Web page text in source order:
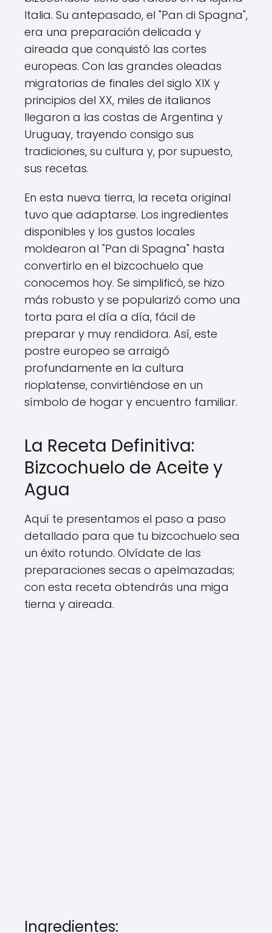
Italia. Su antepasado, el "Pan di Spagna",
era una preparación delicada y
aireada que conquistó las cortes
europeas. Con las grandes oleadas
migratorias de finales del siglo XIX y
principios del XX, miles de italianos
llegaron a las costas de Argentina y
Uruguay, trayendo consigo sus
tradiciones, su cultura y, por supuesto,
sus recetas.
En esta nueva tierra, la receta original
tuvo que adaptarse. Los ingredientes
disponibles y los gustos locales
moldearon al "Pan di Spagna" hasta
convertirlo en el bizcochuelo que
conocemos hoy. Se simplificó, se hizo
más robusto y se popularizó como una
torta para el día a día, fácil de
preparar y muy rendidora. Así, este
postre europeo se arraigó
profundamente en la cultura
rioplatense, convirtiéndose en un
símbolo de hogar y encuentro familiar.
La Receta Definitiva:
Bizcochuelo de Aceite y
Agua
Aquí te presentamos el paso a paso
detallado para que tu bizcochuelo sea
un éxito rotundo. Olvídate de las
preparaciones secas o apelmazadas;
con esta receta obtendrás una miga
tierna y aireada.
Ingredientes: